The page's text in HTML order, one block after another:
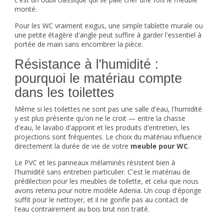
monté.
Pour les WC vraiment exigus, une simple tablette murale ou
une petite étagère d'angle peut suffire à garder l'essentiel à
portée de main sans encombrer la pièce.
Résistance à l'humidité :
pourquoi le matériau compte
dans les toilettes
Même si les toilettes ne sont pas une salle d'eau, l'humidité
y est plus présente qu'on ne le croit — entre la chasse
d'eau, le lavabo d'appoint et les produits d'entretien, les
projections sont fréquentes. Le choix du matériau influence
directement la durée de vie de votre meuble pour WC.
Le PVC et les panneaux mélaminés résistent bien à
l'humidité sans entretien particulier. C'est le matériau de
prédilection pour les meubles de toilette, et celui que nous
avons retenu pour notre modèle Adenia. Un coup d'éponge
suffit pour le nettoyer, et il ne gonfle pas au contact de
l'eau contrairement au bois brut non traité.